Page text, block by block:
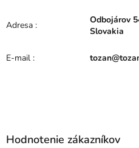
Adresa :
Odbojárov
Slovakia
E-mail :
Hodnotenie zákazníkov